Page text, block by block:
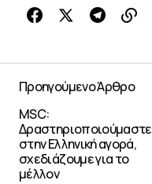
Προηγούμενο Άρθρο
MSC:
Δραστηριοποιούμαστε
στην Ελληνική αγορά,
σχεδιάζουμε για το
μέλλον